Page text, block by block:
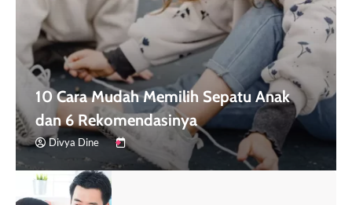
10 Cara Mudah Memilih Sepatu Anak
dan 6 Rekomendasinya
Divya Dine